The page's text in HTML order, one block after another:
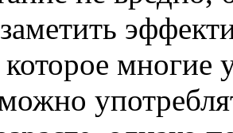
многие